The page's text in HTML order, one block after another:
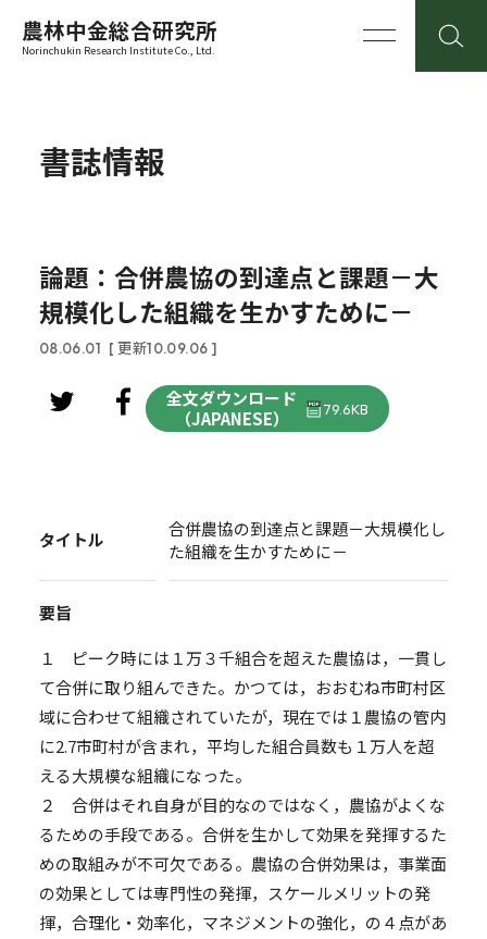
農林中金総合研究所
Norinchukin Research Institute Co., Ltd.
書誌情報
論題：合併農協の到達点と課題－大
規模化した組織を生かすために－
08.06.01 [ 更新10.09.06 ]
全文ダウンロード
（JAPANESE）
79.6KB
タイトル
合併農協の到達点と課題－大規模化し
た組織を生かすために－
要旨
１ ピーク時には１万３千組合を超えた農協は，一貫し
て合併に取り組んできた。かつては，おおむね市町村区
域に合わせて組織されていたが，現在では１農協の管内
に2.7市町村が含まれ，平均した組合員数も１万人を超
える大規模な組織になった。
２ 合併はそれ自身が目的なのではなく，農協がよくな
るための手段である。合併を生かして効果を発揮するた
めの取組みが不可欠である。農協の合併効果は，事業面
の効果としては専門性の発揮，スケールメリットの発
揮，合理化・効率化，マネジメントの強化，の４点があ